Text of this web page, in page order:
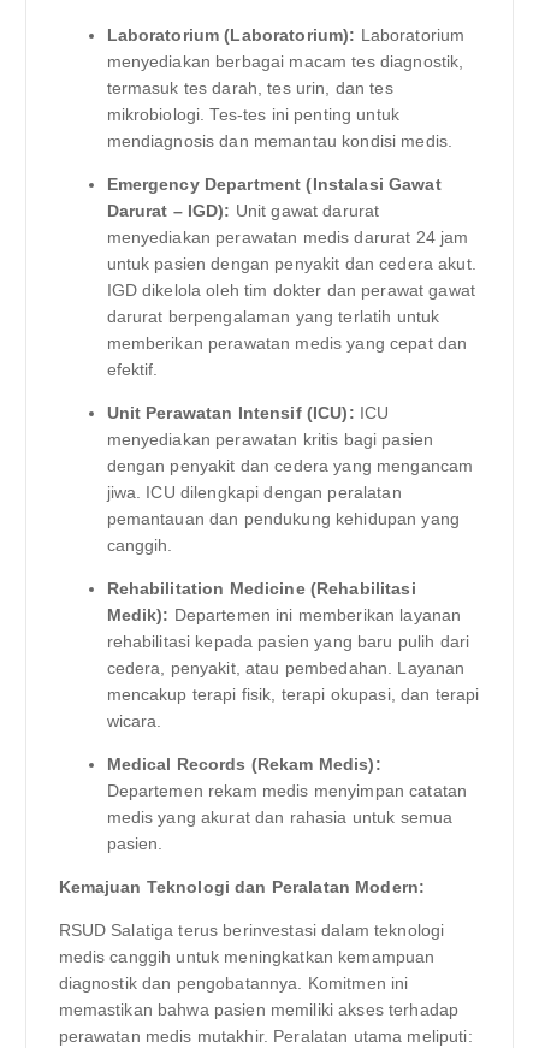
Laboratorium (Laboratorium): Laboratorium
menyediakan berbagai macam tes diagnostik,
termasuk tes darah, tes urin, dan tes
mikrobiologi. Tes-tes ini penting untuk
mendiagnosis dan memantau kondisi medis.
Emergency Department (Instalasi Gawat
Darurat – IGD): Unit gawat darurat
menyediakan perawatan medis darurat 24 jam
untuk pasien dengan penyakit dan cedera akut.
IGD dikelola oleh tim dokter dan perawat gawat
darurat berpengalaman yang terlatih untuk
memberikan perawatan medis yang cepat dan
efektif.
Unit Perawatan Intensif (ICU): ICU
menyediakan perawatan kritis bagi pasien
dengan penyakit dan cedera yang mengancam
jiwa. ICU dilengkapi dengan peralatan
pemantauan dan pendukung kehidupan yang
canggih.
Rehabilitation Medicine (Rehabilitasi
Medik): Departemen ini memberikan layanan
rehabilitasi kepada pasien yang baru pulih dari
cedera, penyakit, atau pembedahan. Layanan
mencakup terapi fisik, terapi okupasi, dan terapi
wicara.
Medical Records (Rekam Medis):
Departemen rekam medis menyimpan catatan
medis yang akurat dan rahasia untuk semua
pasien.
Kemajuan Teknologi dan Peralatan Modern:
RSUD Salatiga terus berinvestasi dalam teknologi
medis canggih untuk meningkatkan kemampuan
diagnostik dan pengobatannya. Komitmen ini
memastikan bahwa pasien memiliki akses terhadap
perawatan medis mutakhir. Peralatan utama meliputi: